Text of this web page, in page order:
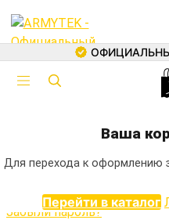
Ваша
Для перехода к оформлению
Перейти в каталог
Авторизация
Забыли пароль?